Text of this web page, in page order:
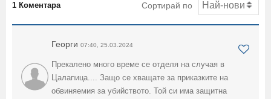
1 Коментара Сортирай по
Георги 07:40, 25.03.2024
Прекалено много време се отделя на случая в
Цалапица.... Защо се хващате за приказките на
обвиняемия за убийството. Той си има защитна